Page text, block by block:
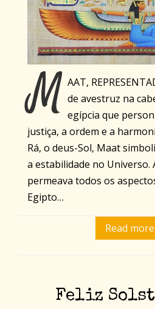
M AAT,
de avestruz na
egípcia que
justiça, a ordem e a
Rá, o deus-Sol, Maat
a estabilidade no Universo.
permeava todos os
Egipto…
Read
Feliz